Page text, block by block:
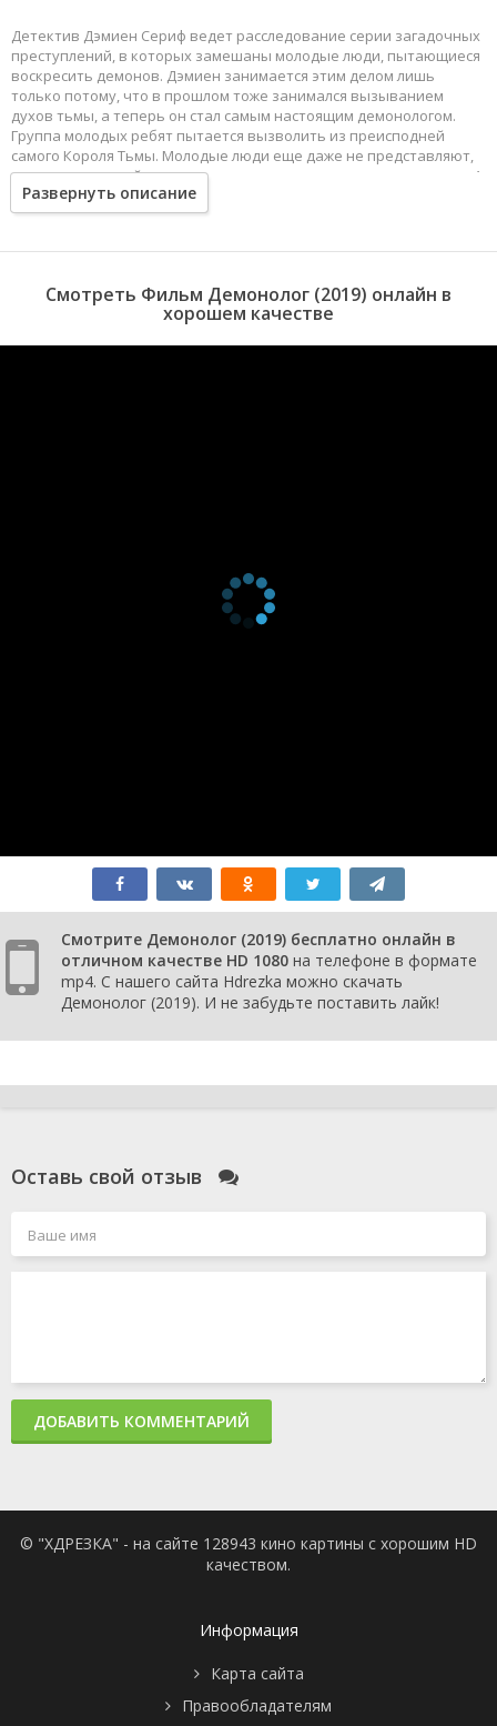
Детектив Дэмиен Сериф ведет расследование серии загадочных
преступлений, в которых замешаны молодые люди, пытающиеся
воскресить демонов. Дэмиен занимается этим делом лишь
только потому, что в прошлом тоже занимался вызыванием
духов тьмы, а теперь он стал самым настоящим демонологом.
Группа молодых ребят пытается вызволить из преисподней
самого Короля Тьмы. Молодые люди еще даже не представляют,
что за такими действиями следует непоправимые последствия. А
детектив должен распутать серию убийств раньше, чем Король
Тьмы выйдет на свободу, ведь тогда преступления
Развернуть описание
Смотреть Фильм Демонолог (2019) онлайн в
хорошем качестве
Смотрите Демонолог (2019) бесплатно онлайн в
отличном качестве HD 1080 на телефоне в формате
mp4. С нашего сайта Hdrezka можно скачать
Демонолог (2019). И не забудьте поставить лайк!
Оставь свой отзыв
ДОБАВИТЬ КОММЕНТАРИЙ
© "ХДРЕЗКА" - на сайте 128943 кино картины с хорошим HD
качеством.
Информация
Карта сайта
Правообладателям